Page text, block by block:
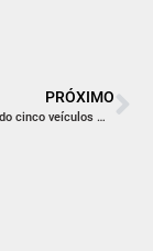
PRÓXIMO
Colisão envolvendo cinco veículos mobiliza polícia em Criciúma